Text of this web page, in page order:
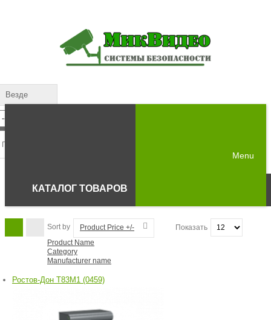
Везде
КАТАЛОГ ТОВАРОВ
Menu
Sort by
Product Price +/-
Product Name
Category
Manufacturer name
Показать
Ростов-Дон Т83М1 (0459)